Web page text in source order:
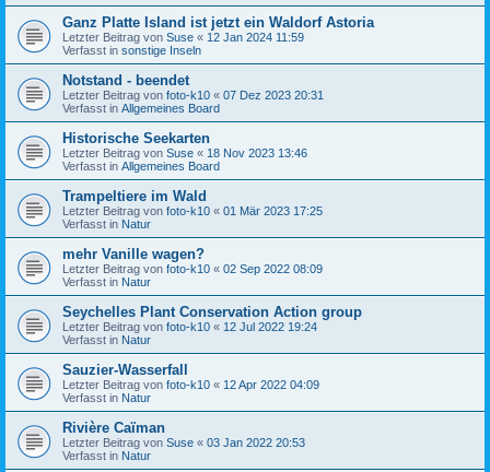
Ganz Platte Island ist jetzt ein Waldorf Astoria
Letzter Beitrag von Suse « 12 Jan 2024 11:59
Verfasst in sonstige Inseln
Notstand - beendet
Letzter Beitrag von foto-k10 « 07 Dez 2023 20:31
Verfasst in Allgemeines Board
Historische Seekarten
Letzter Beitrag von Suse « 18 Nov 2023 13:46
Verfasst in Allgemeines Board
Trampeltiere im Wald
Letzter Beitrag von foto-k10 « 01 Mär 2023 17:25
Verfasst in Natur
mehr Vanille wagen?
Letzter Beitrag von foto-k10 « 02 Sep 2022 08:09
Verfasst in Natur
Seychelles Plant Conservation Action group
Letzter Beitrag von foto-k10 « 12 Jul 2022 19:24
Verfasst in Natur
Sauzier-Wasserfall
Letzter Beitrag von foto-k10 « 12 Apr 2022 04:09
Verfasst in Natur
Rivière Caïman
Letzter Beitrag von Suse « 03 Jan 2022 20:53
Verfasst in Natur